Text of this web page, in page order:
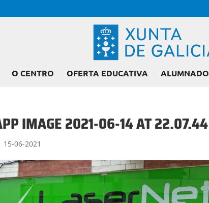
O CENTRO OFERTA EDUCATIVA ALUMNADO
IMAGE 2021-06-14 AT 22.07.44
15-06-2021